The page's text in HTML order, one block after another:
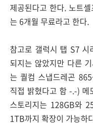
제공된다고 한다. 노트
는 6개월 무료라고 한다.
참고로 갤럭시 탭 S7 시
되지는 않았지만 다른
는 퀄컴 스냅드레곤
직접 밝혔다고 함 -.-) 메
스토리지는 128GB와
1TB까지 확장이 가능하